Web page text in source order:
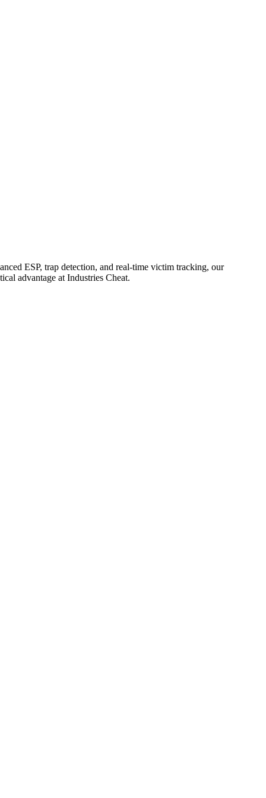
ESP, trap detection, and real-time victim tracking, our
advantage at Industries Cheat.